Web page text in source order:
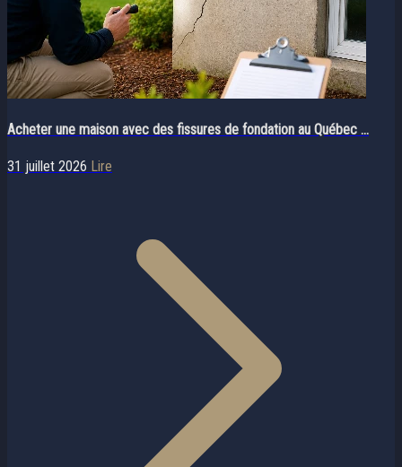
Acheter une maison avec des fissures de fondation au Québec ...
31 juillet 2026 Lire